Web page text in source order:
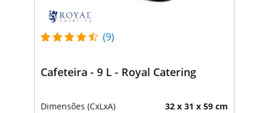
(9)
Cafeteira - 9 L - Royal Catering
Dimensões (CxLxA) 32 x 31 x 59 cm